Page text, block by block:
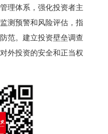
理体系，强化投资者主
测预警和风险评估，指
范。建立投资壁垒调查
外投资的安全和正当权